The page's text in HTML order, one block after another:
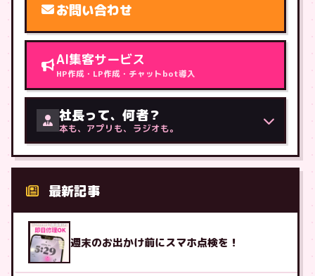
お問い合わせ
AI集客サービス
HP作成・LP作成・チャットbot導入
社長って、何者？
本も、アプリも、ラジオも。
最新記事
週末のお出かけ前にスマホ点検を！